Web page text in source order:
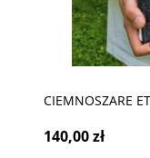
CIEMNOSZARE
140,00 zł